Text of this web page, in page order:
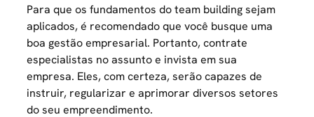
Para que os fundamentos do team building sejam
aplicados, é recomendado que você busque uma
boa gestão empresarial. Portanto, contrate
especialistas no assunto e invista em sua
empresa. Eles, com certeza, serão capazes de
instruir, regularizar e aprimorar diversos setores
do seu empreendimento.